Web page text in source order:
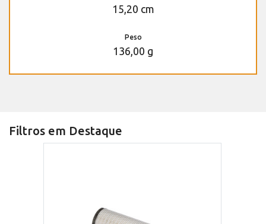
15,20 cm
Peso
136,00 g
Filtros em Destaque